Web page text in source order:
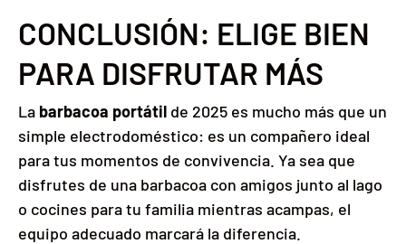
CONCLUSIÓN: ELIGE BIEN
PARA DISFRUTAR MÁS
La barbacoa portátil de 2025 es mucho más que un
simple electrodoméstico: es un compañero ideal
para tus momentos de convivencia. Ya sea que
disfrutes de una barbacoa con amigos junto al lago
o cocines para tu familia mientras acampas, el
equipo adecuado marcará la diferencia.